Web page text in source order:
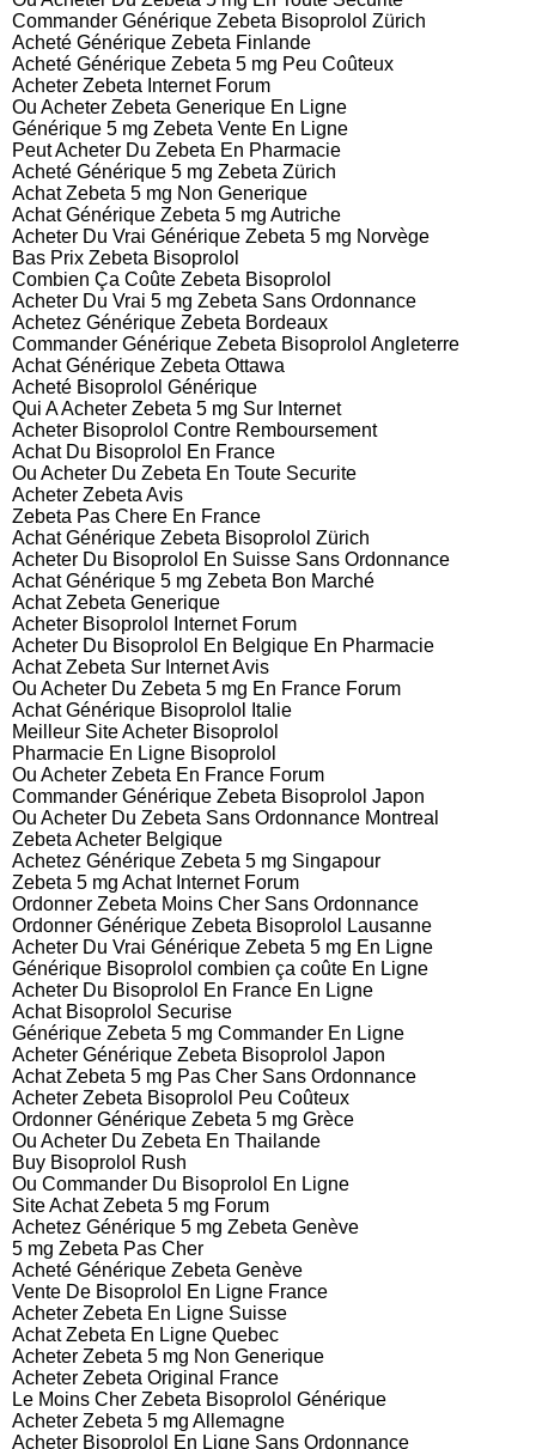
Commander Générique Zebeta Bisoprolol Zürich
Acheté Générique Zebeta Finlande
Acheté Générique Zebeta 5 mg Peu Coûteux
Acheter Zebeta Internet Forum
Ou Acheter Zebeta Generique En Ligne
Générique 5 mg Zebeta Vente En Ligne
Peut Acheter Du Zebeta En Pharmacie
Acheté Générique 5 mg Zebeta Zürich
Achat Zebeta 5 mg Non Generique
Achat Générique Zebeta 5 mg Autriche
Acheter Du Vrai Générique Zebeta 5 mg Norvège
Bas Prix Zebeta Bisoprolol
Combien Ça Coûte Zebeta Bisoprolol
Acheter Du Vrai 5 mg Zebeta Sans Ordonnance
Achetez Générique Zebeta Bordeaux
Commander Générique Zebeta Bisoprolol Angleterre
Achat Générique Zebeta Ottawa
Acheté Bisoprolol Générique
Qui A Acheter Zebeta 5 mg Sur Internet
Acheter Bisoprolol Contre Remboursement
Achat Du Bisoprolol En France
Ou Acheter Du Zebeta En Toute Securite
Acheter Zebeta Avis
Zebeta Pas Chere En France
Achat Générique Zebeta Bisoprolol Zürich
Acheter Du Bisoprolol En Suisse Sans Ordonnance
Achat Générique 5 mg Zebeta Bon Marché
Achat Zebeta Generique
Acheter Bisoprolol Internet Forum
Acheter Du Bisoprolol En Belgique En Pharmacie
Achat Zebeta Sur Internet Avis
Ou Acheter Du Zebeta 5 mg En France Forum
Achat Générique Bisoprolol Italie
Meilleur Site Acheter Bisoprolol
Pharmacie En Ligne Bisoprolol
Ou Acheter Zebeta En France Forum
Commander Générique Zebeta Bisoprolol Japon
Ou Acheter Du Zebeta Sans Ordonnance Montreal
Zebeta Acheter Belgique
Achetez Générique Zebeta 5 mg Singapour
Zebeta 5 mg Achat Internet Forum
Ordonner Zebeta Moins Cher Sans Ordonnance
Ordonner Générique Zebeta Bisoprolol Lausanne
Acheter Du Vrai Générique Zebeta 5 mg En Ligne
Générique Bisoprolol combien ça coûte En Ligne
Acheter Du Bisoprolol En France En Ligne
Achat Bisoprolol Securise
Générique Zebeta 5 mg Commander En Ligne
Acheter Générique Zebeta Bisoprolol Japon
Achat Zebeta 5 mg Pas Cher Sans Ordonnance
Acheter Zebeta Bisoprolol Peu Coûteux
Ordonner Générique Zebeta 5 mg Grèce
Ou Acheter Du Zebeta En Thailande
Buy Bisoprolol Rush
Ou Commander Du Bisoprolol En Ligne
Site Achat Zebeta 5 mg Forum
Achetez Générique 5 mg Zebeta Genève
5 mg Zebeta Pas Cher
Acheté Générique Zebeta Genève
Vente De Bisoprolol En Ligne France
Acheter Zebeta En Ligne Suisse
Achat Zebeta En Ligne Quebec
Acheter Zebeta 5 mg Non Generique
Acheter Zebeta Original France
Le Moins Cher Zebeta Bisoprolol Générique
Acheter Zebeta 5 mg Allemagne
Acheter Bisoprolol En Ligne Sans Ordonnance